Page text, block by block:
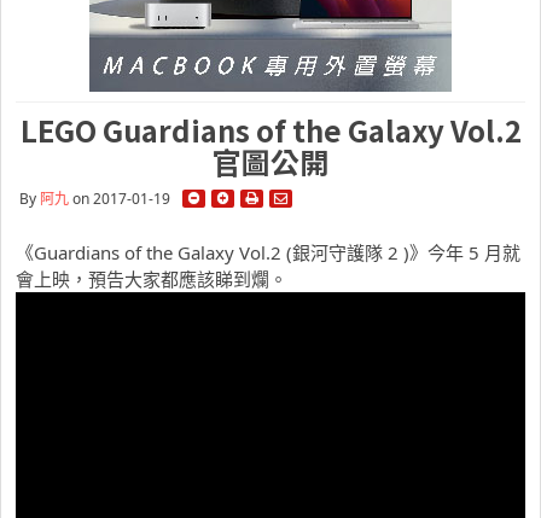
LEGO Guardians of the Galaxy Vol.2
官圖公開
By 阿九on 2017-01-19
《Guardians of the Galaxy Vol.2 (銀河守護隊 2 )》今年 5 月就
會上映，預告大家都應該睇到爛。